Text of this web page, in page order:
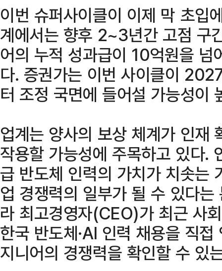
이번 슈퍼사이클이 이제 막 초입
계에서는 향후 2~3년간 고점 구
어의 누적 성과급이 10억원을 넘
다. 증권가는 이번 사이클이
터 조정 국면에 들어설 가능성이
업계는 양사의 보상 체계가 인재
작용할 가능성에 주목하고 있다.
급 반도체 인력의 가치가 치솟는
업 경쟁력의 일부가 될 수 있다
라 최고경영자(CEO)가 최근 사
한국 반도체·AI 인력 채용을 직
지니어의 경쟁력을 확인할 수 있